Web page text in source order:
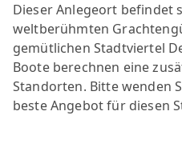
Dieser Anlegeort befindet
weltberühmten
gemütlichen Stadtviertel
Boote berechnen eine
Standorten. Bitte wenden
beste Angebot für diesen